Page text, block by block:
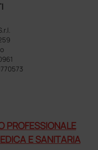
PROFESSIONALE
E SANITARIA